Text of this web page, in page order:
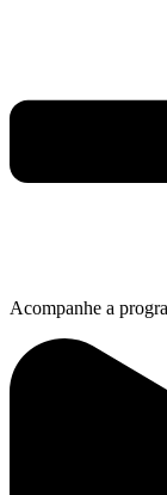
Acompanhe a